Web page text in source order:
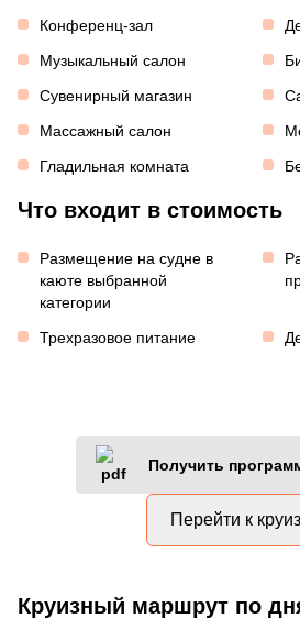
Конференц-зал
Музыкальный салон
Сувенирный магазин
Массажный салон
Гладильная комната
Что входит в стоимость
Размещение на судне в
каюте выбранной
категории
Трехразовое питание
Получить
Перейти к
Круизный маршрут по